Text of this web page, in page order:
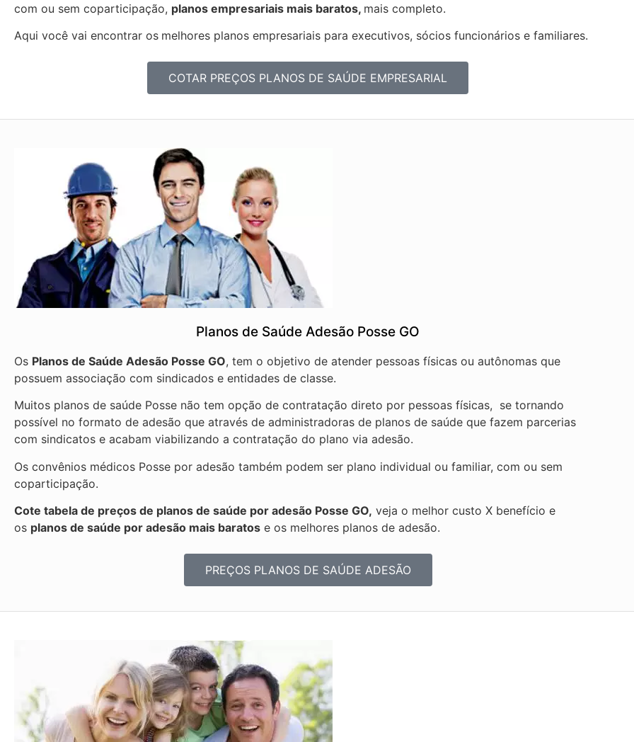
com ou sem coparticipação, planos empresariais mais baratos, mais completo.
Aqui você vai encontrar os melhores planos empresariais para executivos, sócios funcionários e familiares.
COTAR PREÇOS PLANOS DE SAÚDE EMPRESARIAL
Planos de Saúde Adesão Posse GO
Os Planos de Saúde Adesão Posse GO, tem o objetivo de atender pessoas físicas ou autônomas que
possuem associação com sindicados e entidades de classe.
Muitos planos de saúde Posse não tem opção de contratação direto por pessoas físicas, se tornando
possível no formato de adesão que através de administradoras de planos de saúde que fazem parcerias
com sindicatos e acabam viabilizando a contratação do plano via adesão.
Os convênios médicos Posse por adesão também podem ser plano individual ou familiar, com ou sem
coparticipação.
Cote tabela de preços de planos de saúde por adesão Posse GO, veja o melhor custo X benefício e
os planos de saúde por adesão mais baratos e os melhores planos de adesão.
PREÇOS PLANOS DE SAÚDE ADESÃO